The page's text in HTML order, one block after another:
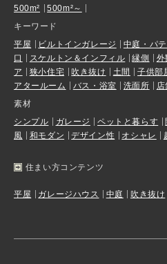
500m²
500m²～
キーワード
平屋
ビルトインガレージ 中庭・パ
口
スケルトン＆インフィル 縁側 外
ア
狭小住宅 吹き抜け 土間 子供部
アタールーム
バス・浴室 洗面所
素材
シンプル
ガレージ ペットと暮らす
風
和モダン デザイン性 オシャレ
住まい方コンテンツ
平屋 ガレージハウス 中庭 吹き抜け